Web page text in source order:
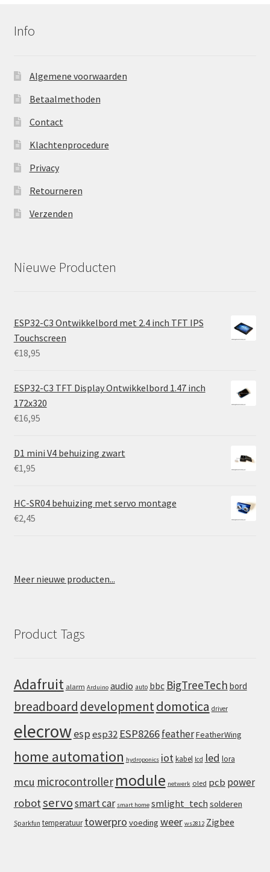
Info
Algemene voorwaarden
Betaalmethoden
Contact
Klachtenprocedure
Privacy
Retourneren
Verzenden
Nieuwe Producten
ESP32-C3 Ontwikkelbord met 2.4 inch TFT IPS
Touchscreen
€18,95
ESP32-C3 TFT Display Ontwikkelbord 1.47 inch
172x320
€16,95
D1 mini V4 behuizing zwart
€1,95
HC-SR04 behuizing met servo montage
€2,45
Meer nieuwe producten...
Product Tags
Adafruit alarm Arduino audio auto bbc BigTreeTech bord
breadboard developmentdomotica driver
elecrowespesp32 ESP8266featherFeatherWing
home automation hydroponics iot kabel lcd led lora
mcu microcontroller module netwerk oled pcb power
robotservosmart car smart home smlight_tech solderen
Sparkfun temperatuur towerpro voeding weer ws2812 Zigbee